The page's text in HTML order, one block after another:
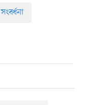
সংবর্ধনা